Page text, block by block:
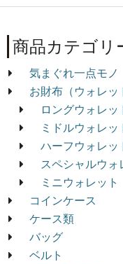
商品カテゴリ
気まぐれ一点モノ
お財布（ウォレッ
ロングウォレッ
ミドルウォレッ
ハーフウォレッ
スペシャルウォ
ミニウォレット
コインケース
ケース類
バッグ
ベルト